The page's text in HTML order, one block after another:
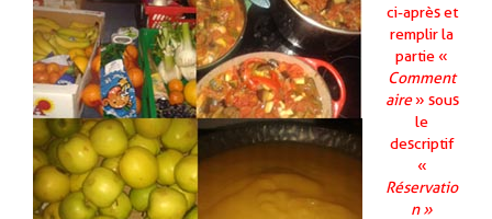
ci-aprèset
remplir la
partie «
Comment
aire» sous
le
descriptif
«
Réservatio
n »